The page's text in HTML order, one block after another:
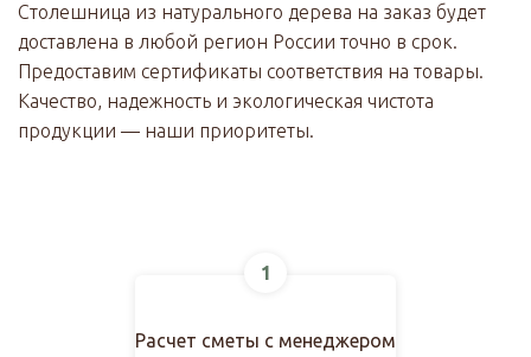
Столешница из натурального дерева на заказ будет
доставлена в любой регион России точно в срок.
Предоставим сертификаты соответствия на товары.
Качество, надежность и экологическая чистота
продукции — наши приоритеты.
1
Расчет сметы с менеджером